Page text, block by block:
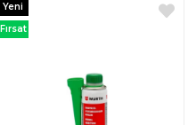
Yeni
Ürün
Fırsat